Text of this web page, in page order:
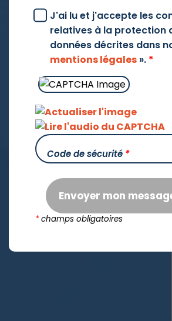
J'ai lu et j'accepte les
relatives à la protection
données décrites dans
mentions légales ». *
Code de sécurité *
Envoyer mon
*champs obligatoires